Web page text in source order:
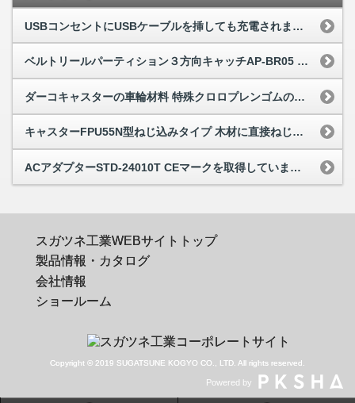
USBコンセントにUSBケーブルを挿しても充電されません
ベルトリールパーティション３方向キャッチAP-BR05 取付加工は必要ですか
ダーコキャスターの車輪材料 特殊クロロプレンゴムの硬度を教えてください
キャスターFPU55N型ねじ込みタイプ 木材に直接ねじ込みできますか
ACアダプターSTD-24010T CEマークを取得していますか
スガツネ工業WEBサイトトップ
製品情報・カタログ
会社情報
ショールーム
Copyright © 2019 SUGATSUNE KOGYO CO., LTD. All rights reserved.
Powered by